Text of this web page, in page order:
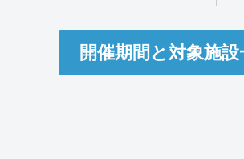
開催期間と対象施設